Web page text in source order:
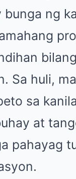
bunga ng
bilang
Sa huli,
sa
at
pahayag